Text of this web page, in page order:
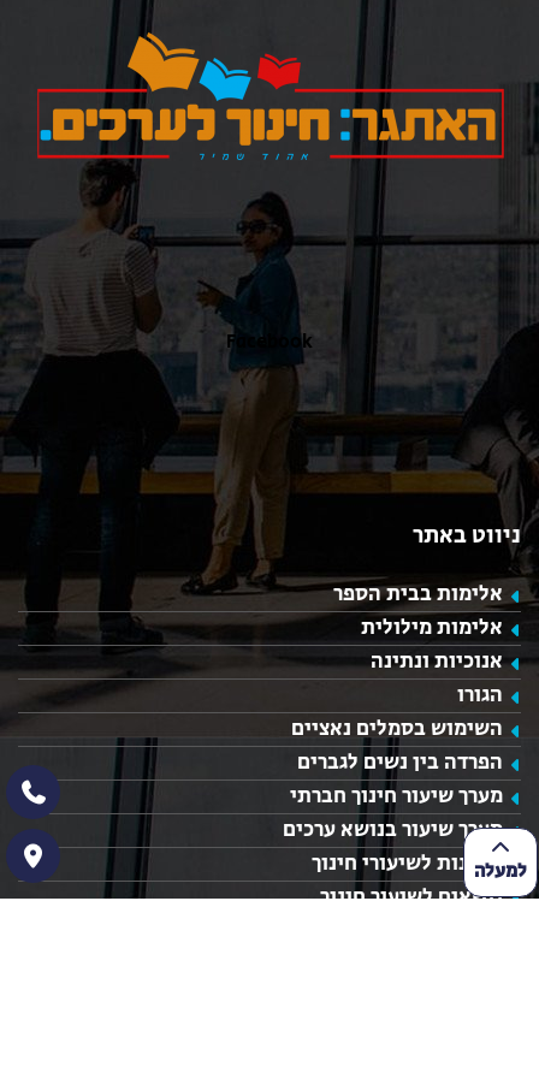
למעלה
Facebook
ניווט באתר
אלימות בבית הספר
אלימות מילולית
אנוכיות ונתינה
הגורו
השימוש בסמלים נאציים
הפרדה בין נשים לגברים
מערך שיעור חינוך חברתי
מערך שיעור בנושא ערכים
רעיונות לשיעורי חינוך
נושאים לשיעור חינוך